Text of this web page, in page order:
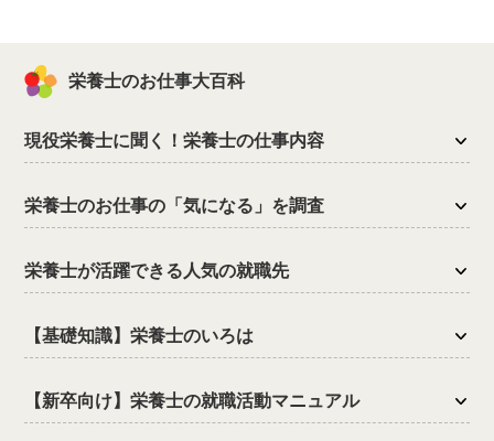
栄養士のお仕事大百科
現役栄養士に聞く！栄養士の仕事内容
栄養士のお仕事の「気になる」を調査
栄養士が活躍できる人気の就職先
【基礎知識】栄養士のいろは
【新卒向け】栄養士の就職活動マニュアル